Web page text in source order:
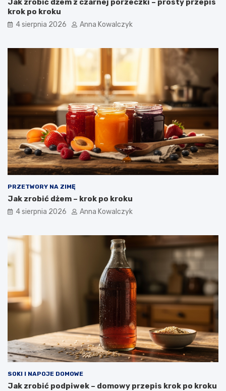
Jak zrobić dżem z czarnej porzeczki – prosty przepis
krok po kroku
4 sierpnia 2026 Anna Kowalczyk
PRZETWORY NA ZIMĘ
Jak zrobić dżem – krok po kroku
4 sierpnia 2026 Anna Kowalczyk
SOKI I NAPOJE DOMOWE
Jak zrobić podpiwek – domowy przepis krok po kroku